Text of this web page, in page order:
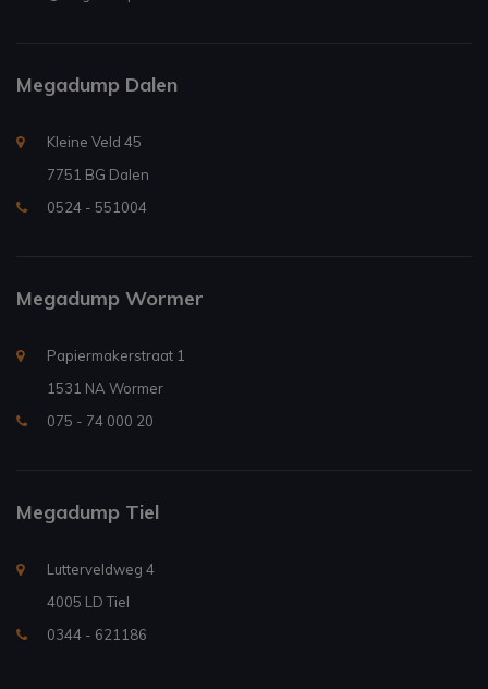
Megadump Dalen
Kleine Veld 45
7751 BG Dalen
0524 - 551004
Megadump Wormer
Papiermakerstraat 1
1531 NA Wormer
075 - 74 000 20
Megadump Tiel
Lutterveldweg 4
4005 LD Tiel
0344 - 621186